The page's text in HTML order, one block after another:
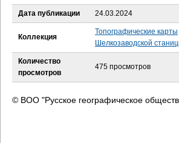
ьДата публикации 24.03.2024
Коллекция
Топографические карты
Шелкозаводской
Количество
просмотров
475 просмотров
© ВОО "Русское географическое